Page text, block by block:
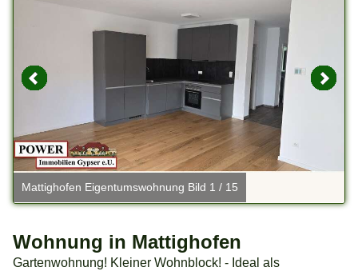
Mattighofen Eigentumswohnung Bild 1 / 15
Wohnung in Mattighofen
Gartenwohnung! Kleiner Wohnblock! - Ideal als